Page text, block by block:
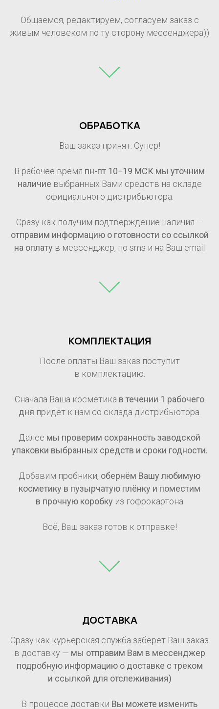
Общаемся, редактируем, согласуем заказ с
живым человеком по ту сторону мессенджера))
ОБРАБОТКА
Ваш заказ принят. Супер!
В рабочее время пн-пт 10−19 МСК мы уточним
наличие выбранных Вами средств на складе
официального дистрибьютора.
Сразу как получим подтверждение наличия —
отправим информацию о готовности со ссылкой
на оплату в мессенджер, по sms и на Ваш email
КОМПЛЕКТАЦИЯ
После оплаты Ваш заказ поступит
в комплектацию.
Сначала Ваша косметика в течении 1 рабочего
дня придёт к нам со склада дистрибьютора.
Далее мы проверим сохранность заводской
упаковки выбранных средств и сроки годности.
Добавим пробники, обернём Вашу любимую
косметику в пузырчатую плёнку и поместим
в прочную коробку из гофрокартона
Всё, Ваш заказ готов к отправке!
ДОСТАВКА
Сразу как курьерская служба заберет Ваш заказ
в доставку — мы отправим Вам в мессенджер
подробную информацию о доставке с треком
и ссылкой для отслеживания)
В процессе доставки Вы можете изменить